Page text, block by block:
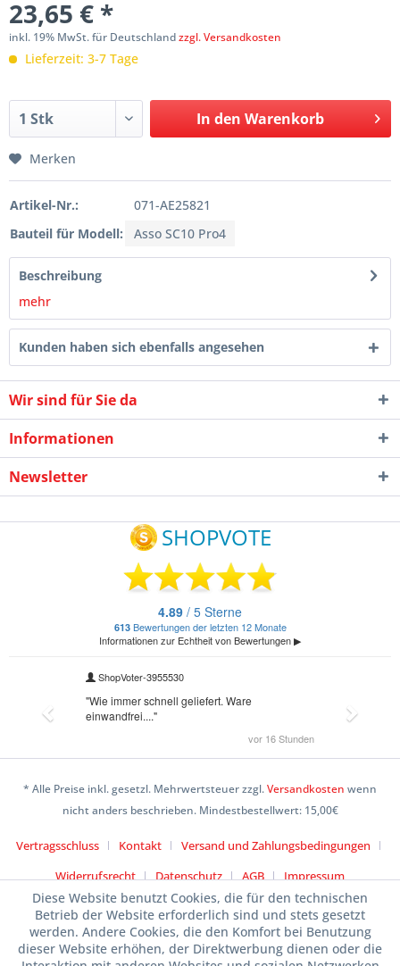
23,65 € *
inkl. 19% MwSt. für Deutschlandzzgl. Versandkosten
Lieferzeit: 3-7 Tage
In den Warenkorb
Merken
Artikel-Nr.:
071-AE25821
Bauteil für Modell:
Asso SC10 Pro4
Beschreibung
mehr
Kunden haben sich ebenfalls angesehen
Wir sind für Sie da
Informationen
Newsletter
* Alle Preise inkl. gesetzl. Mehrwertsteuer zzgl.Versandkosten wenn
nicht anders beschrieben. Mindestbestellwert: 15,00€
Vertragsschluss Kontakt
Versand und Zahlungsbedingungen
Widerrufsrecht
Datenschutz AGB Impressum
Diese Website benutzt Cookies, die für den technischen
Betrieb der Website erforderlich sind und stets gesetzt
werden. Andere Cookies, die den Komfort bei Benutzung
dieser Website erhöhen, der Direktwerbung dienen oder die